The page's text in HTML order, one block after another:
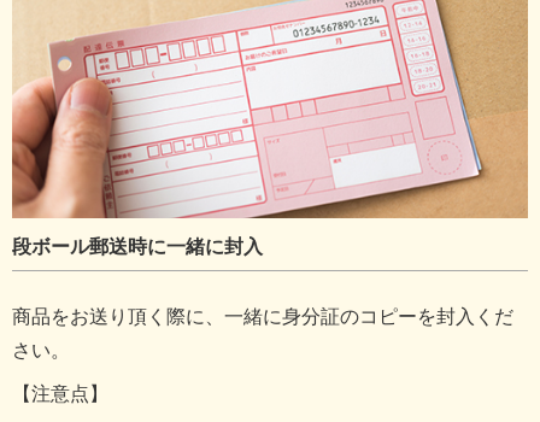
段ボール郵送時に一緒に封入
商品をお送り頂く際に、一緒に身分証のコピーを封入くだ
さい。
【注意点】